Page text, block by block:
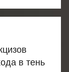
в тень